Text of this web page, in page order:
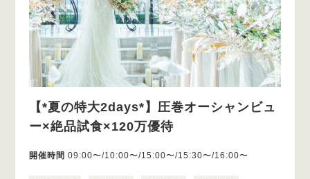
【*夏の特大2days*】圧巻オーシャンビュ
ー×絶品試食×120万優待
開催時間 09:00〜/10:00〜/15:00〜/15:30〜/16:00〜